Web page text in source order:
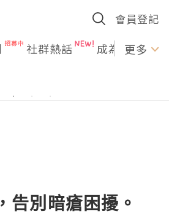
會員登記
社群熱話 成為U更多
告別暗瘡困擾。